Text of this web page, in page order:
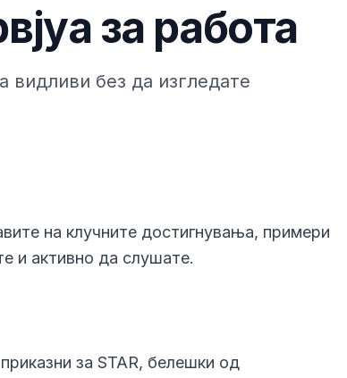
за работа
видливи без да изгледате
на клучните достигнувања, примери
и активно да слушате.
за STAR, белешки од